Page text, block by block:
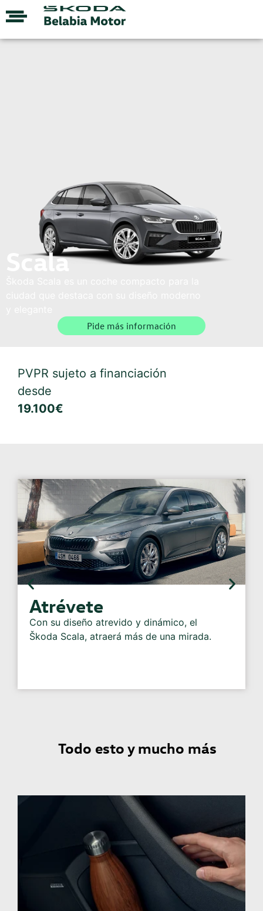
Scala
Pide más información
PVPR sujeto a financiación
desde
19.100€
Muévete sin preocupaciones
Todo esto y mucho más